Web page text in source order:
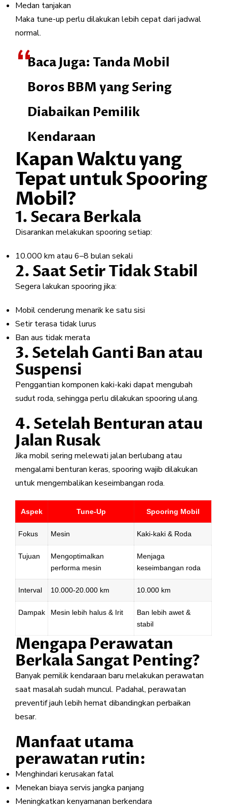
Medan tanjakan
Maka tune-up perlu dilakukan lebih cepat dari jadwal
normal.
Baca Juga: Tanda Mobil
Boros BBM yang Sering
Diabaikan Pemilik
Kendaraan
Kapan Waktu yang
Tepat untuk Spooring
Mobil?
1. Secara Berkala
Disarankan melakukan spooring setiap:
10.000 km atau 6–8 bulan sekali
2. Saat Setir Tidak Stabil
Segera lakukan spooring jika:
Mobil cenderung menarik ke satu sisi
Setir terasa tidak lurus
Ban aus tidak merata
3. Setelah Ganti Ban atau
Suspensi
Penggantian komponen kaki-kaki dapat mengubah
sudut roda, sehingga perlu dilakukan spooring ulang.
4. Setelah Benturan atau
Jalan Rusak
Jika mobil sering melewati jalan berlubang atau
mengalami benturan keras, spooring wajib dilakukan
untuk mengembalikan keseimbangan roda.
Aspek Tune-Up Spooring Mobil
Fokus Mesin Kaki-kaki & Roda
Tujuan
Mengoptimalkan
performa mesin
Menjaga
keseimbangan roda
Interval 10.000-20.000 km 10.000 km
Dampak Mesin lebih halus & Irit
Ban lebih awet &
stabil
Mengapa Perawatan
Berkala Sangat Penting?
Banyak pemilik kendaraan baru melakukan perawatan
saat masalah sudah muncul. Padahal, perawatan
preventif jauh lebih hemat dibandingkan perbaikan
besar.
Manfaat utama
perawatan rutin:
Menghindari kerusakan fatal
Menekan biaya servis jangka panjang
Meningkatkan kenyamanan berkendara